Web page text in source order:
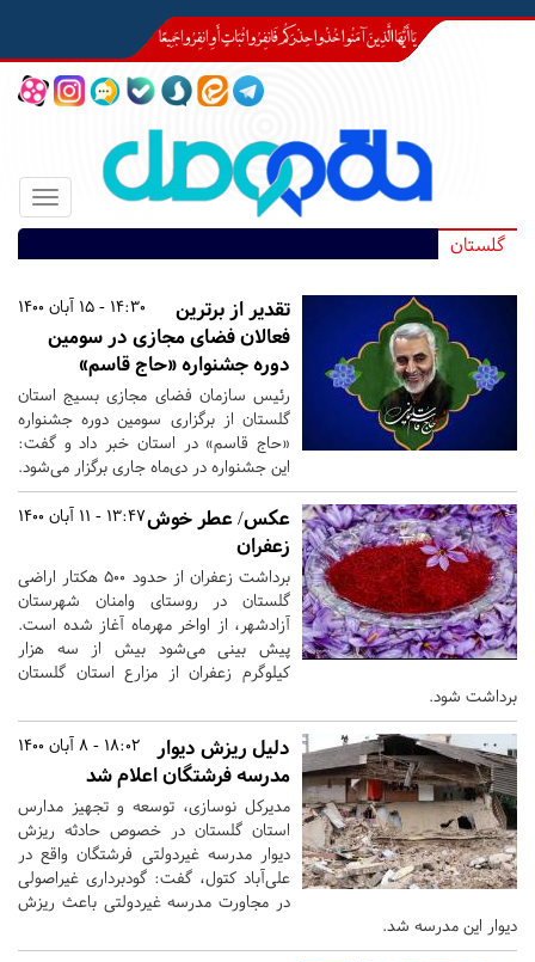
Toggle
گلستان
14:30 - 15 آبان 1400
تقدیر از برترین
فعالان فضای مجازی در سومین
دوره جشنواره «حاج قاسم»
رئیس سازمان فضای مجازی بسیج استان
گلستان از برگزاری سومین دوره جشنواره
«حاج قاسم» در استان خبر داد و گفت:
این جشنواره در دی‌ماه جاری برگزار می‌شود.
13:47 - 11 آبان 1400عکس/ عطر خوش
زعفران
برداشت زعفران از حدود ۵۰۰ هکتار اراضی
گلستان در روستای وامنان شهرستان
آزادشهر، از اواخر مهرماه آغاز شده است.
پیش بینی می‌شود بیش از سه هزار
کیلوگرم زعفران از مزارع استان گلستان
برداشت شود.
18:02 - 8 آبان 1400
دلیل ریزش دیوار
مدرسه فرشتگان اعلام شد
مدیرکل نوسازی، توسعه و تجهیز مدارس
استان گلستان در خصوص حادثه ریزش
دیوار مدرسه غیردولتی فرشتگان واقع در
علی‌آباد کتول، گفت: گودبرداری غیراصولی
در مجاورت مدرسه غیردولتی باعث ریزش
دیوار این مدرسه شد.